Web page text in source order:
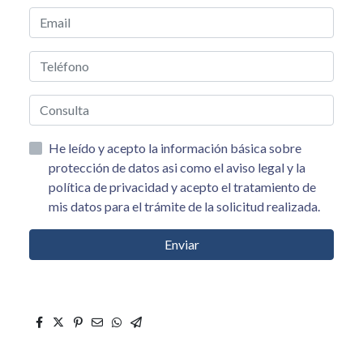
He leído y acepto la información básica sobre
protección de datos asi como el aviso legal y la
política de privacidad y acepto el tratamiento de
mis datos para el trámite de la solicitud realizada.
Enviar